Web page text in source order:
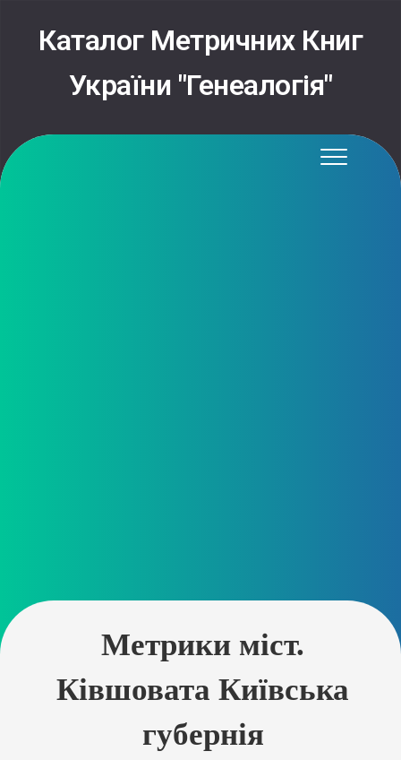
contentКаталог Метричних Книг
України "Генеалогія"
Метрики міст.
Ківшовата Київська
губернія